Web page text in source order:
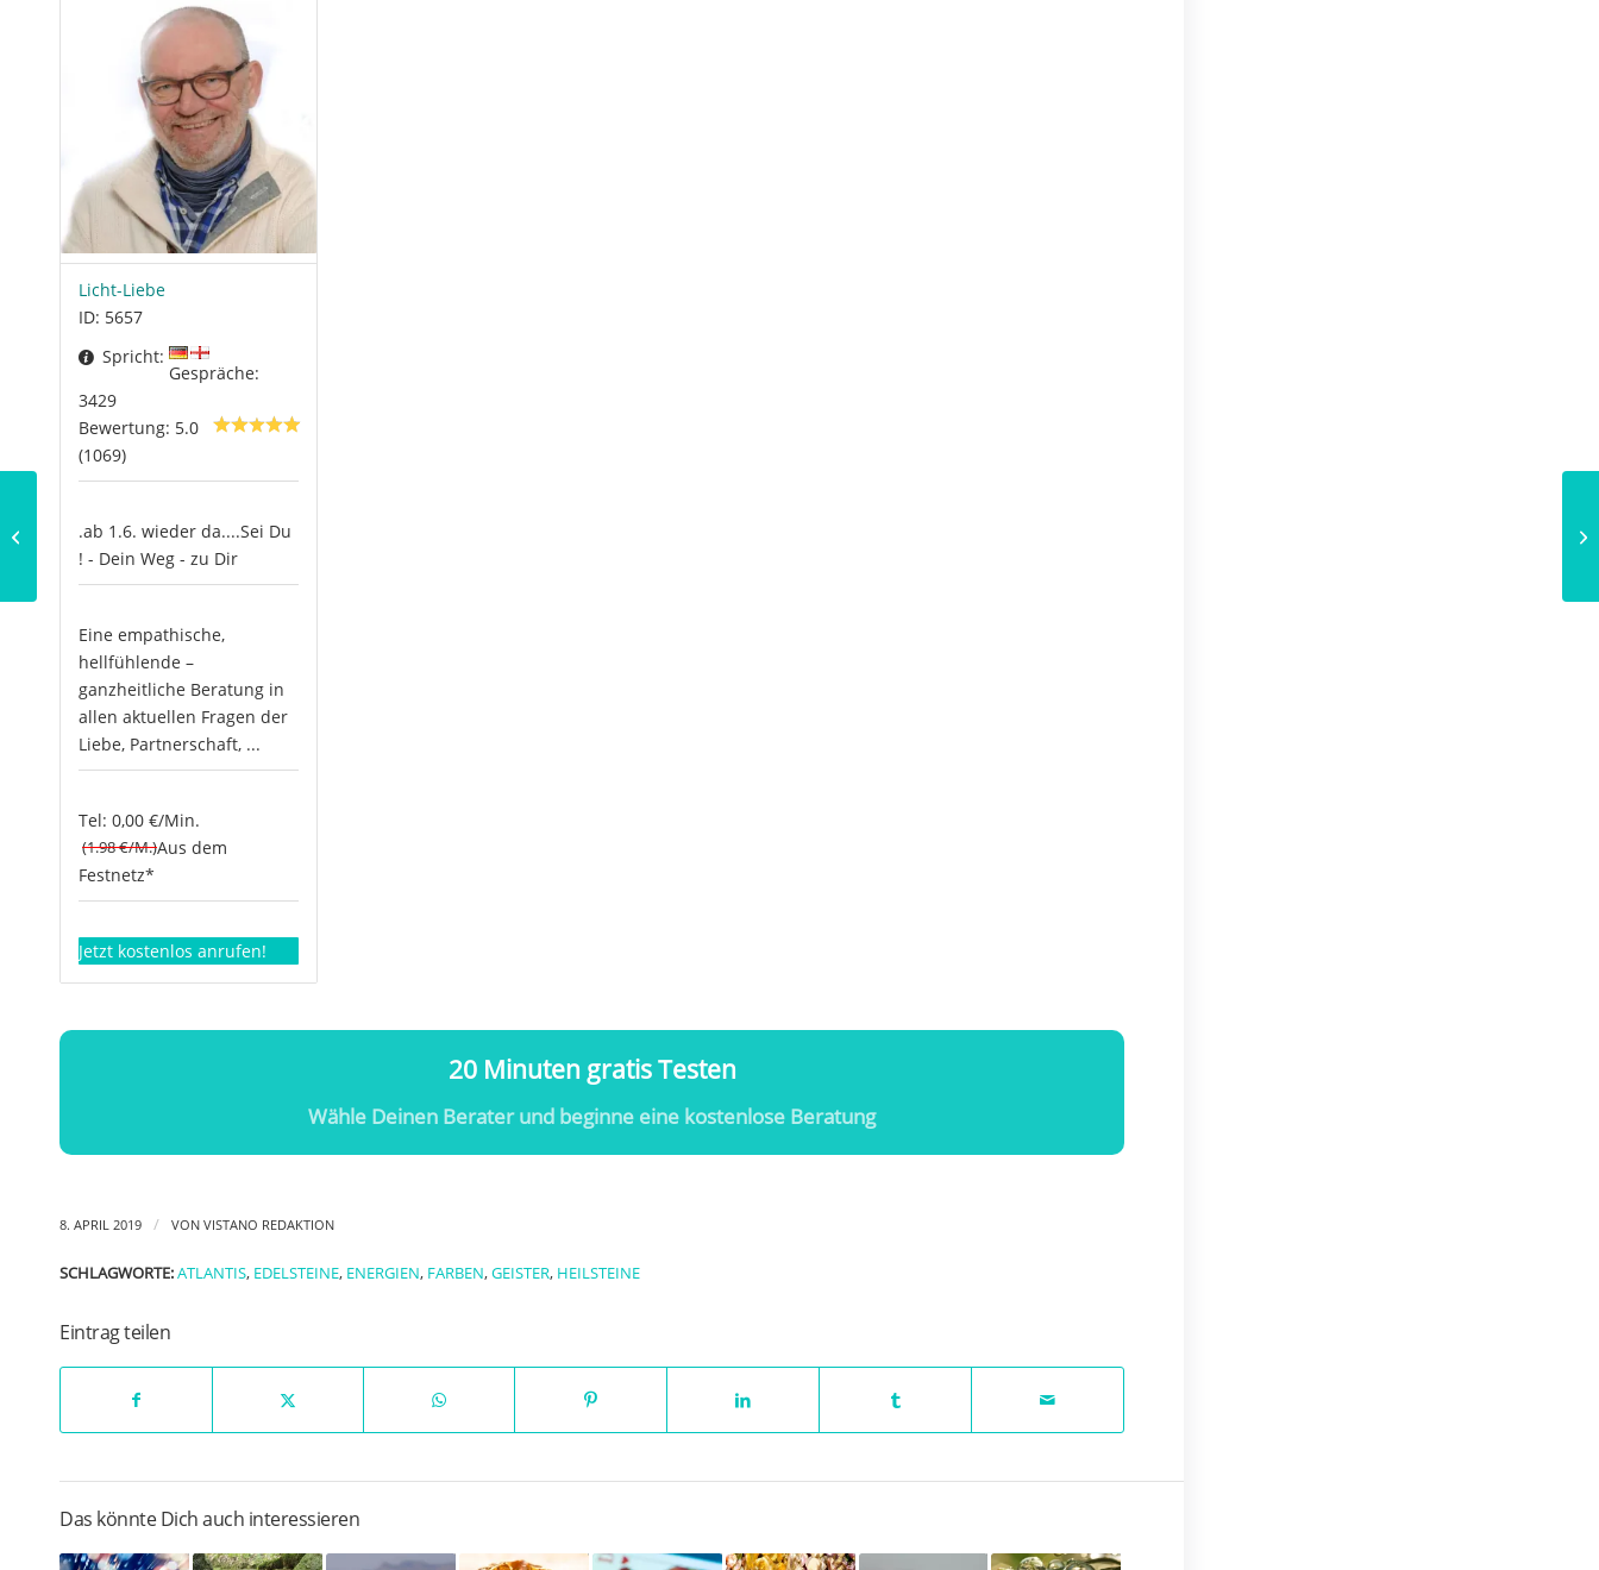
Licht-Liebe
ID: 5657
Spricht:
Gespräche:
3429
Bewertung: 5.0
(1069)
.ab 1.6. wieder da....Sei Du
! - Dein Weg - zu Dir
Eine empathische,
hellfühlende –
ganzheitliche Beratung in
allen aktuellen Fragen der
Liebe, Partnerschaft, ...
Tel: 0,00 €/Min.
(1.98 €/M.)Aus dem
Festnetz*
Jetzt kostenlos anrufen!
20 Minuten gratis Testen
Wähle Deinen Berater und beginne eine kostenlose Beratung
8. APRIL 2019 / VON VISTANO REDAKTION
SCHLAGWORTE:ATLANTIS, EDELSTEINE, ENERGIEN, FARBEN,GEISTER, HEILSTEINE
Eintrag teilen
Das könnte Dich auch interessieren
Hinduismus: Lakshmi
und Vishnu